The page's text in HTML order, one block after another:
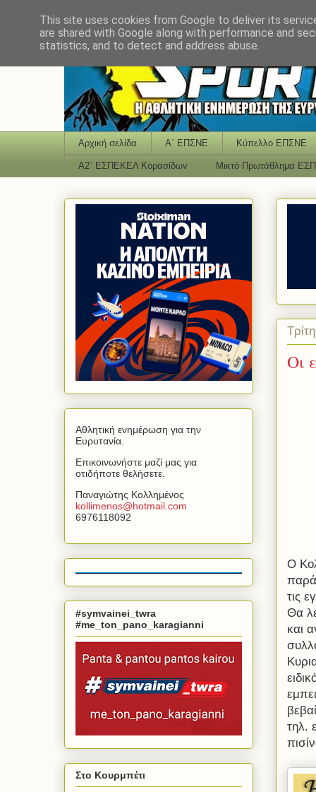
Αρχική σελίδα Α΄ ΕΠΣΝΕ Κύπελλο ΕΠΣΝΕ
Α2΄ ΕΣΠΕΚΕΛ Κορασίδων Μικτό Πρωτάθλημα
Οι
Ο
τις
Θα
και
τηλ.
Αθλητική ενημέρωση για την
Ευρυτανία.
Επικοινωνήστε μαζί μας για
οτιδήποτε θελήσετε.
Παναγιώτης Κολλημένος
kollimenos@hotmail com
6976118092
#symvainei_twra
#me_ton_pano_karagianni
Στο Κουρμπέτι
This site uses cookies from Google to deliver its
are shared with Google along with performance and
statistics, and to detect and address abuse.